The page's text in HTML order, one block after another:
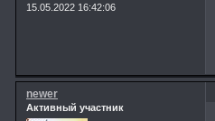
15.05.2022 16:42:06
newer
Активный участник